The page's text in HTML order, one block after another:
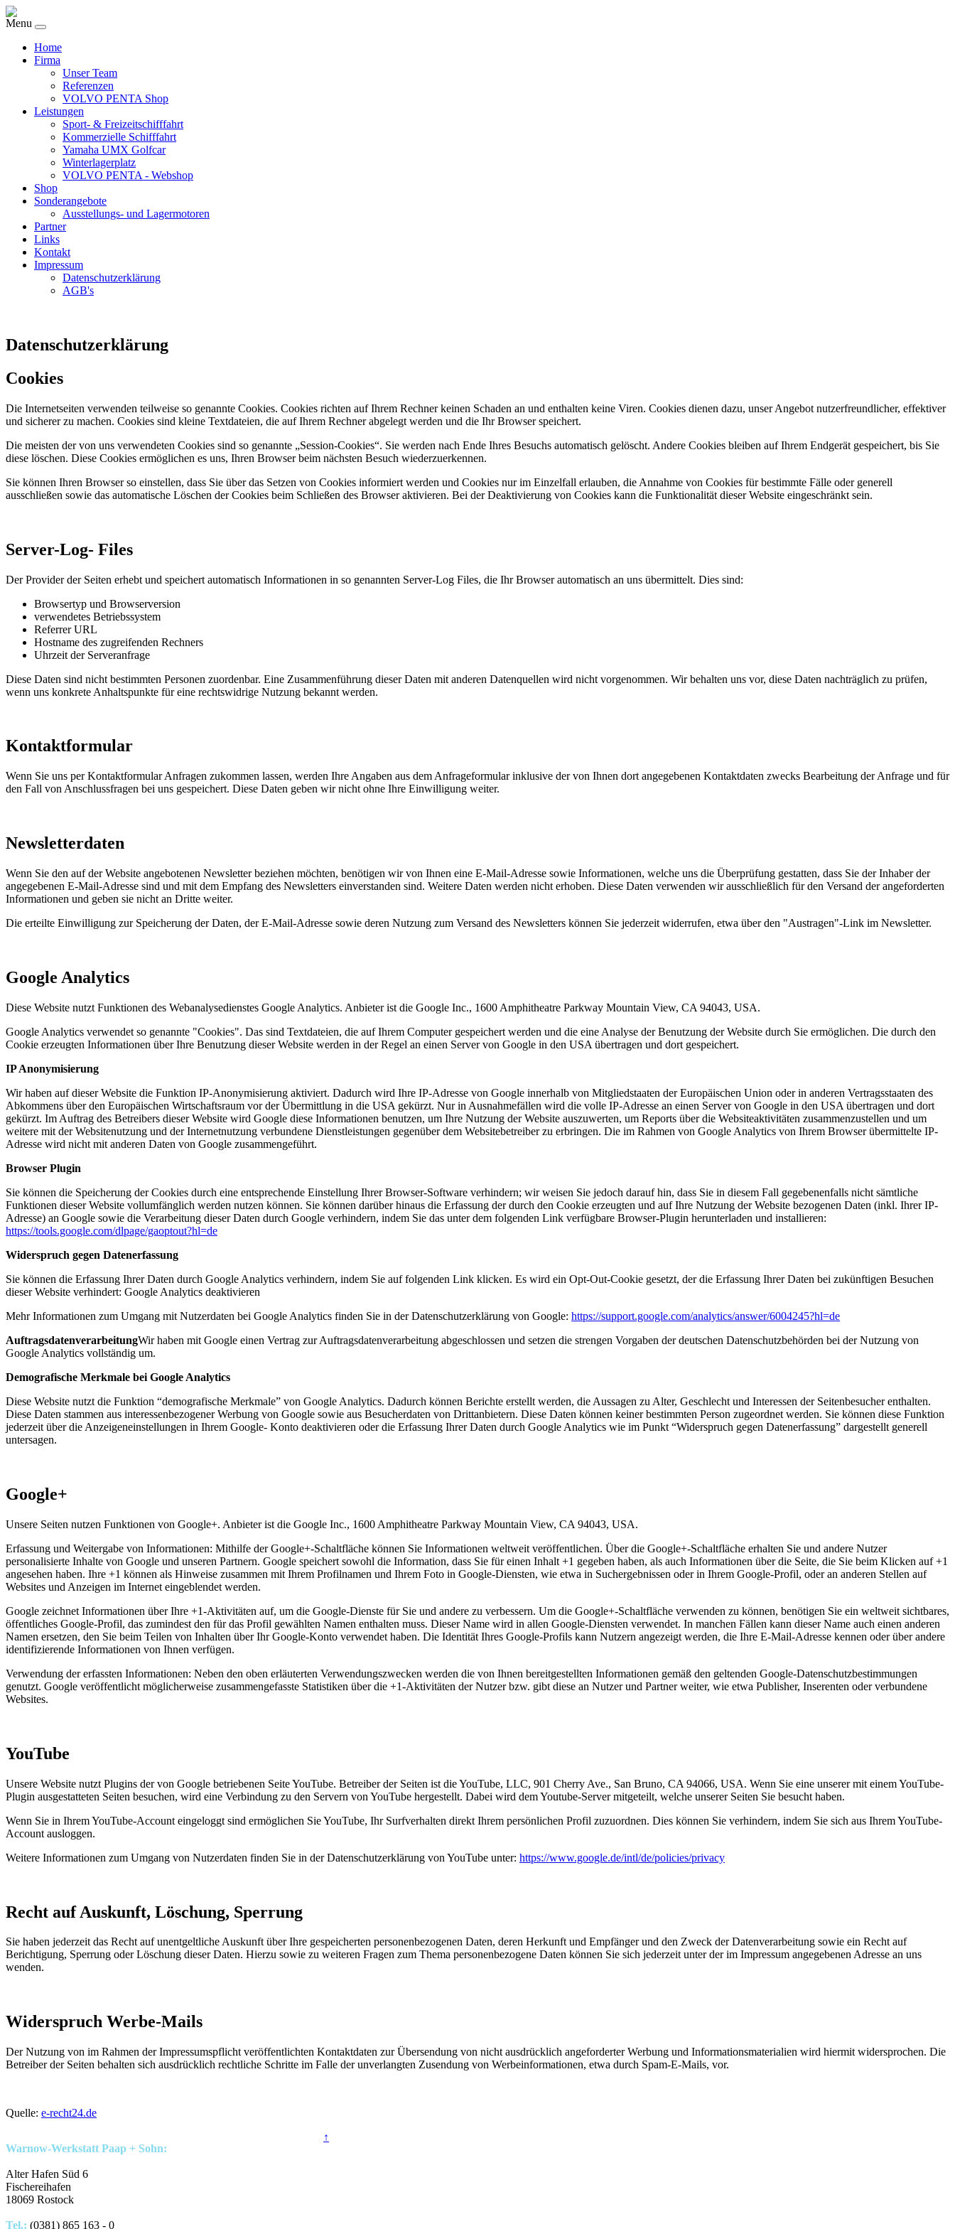
Menu
Home
Firma
Unser Team
Referenzen
VOLVO PENTA Shop
Leistungen
Sport- & Freizeitschifffahrt
Kommerzielle Schifffahrt
Yamaha UMX Golfcar
Winterlagerplatz
VOLVO PENTA - Webshop
Shop
Sonderangebote
Ausstellungs- und Lagermotoren
Partner
Links
Kontakt
Impressum
Datenschutzerklärung
AGB's
Datenschutzerklärung
Cookies
Die Internetseiten verwenden teilweise so genannte Cookies. Cookies richten auf Ihrem Rechner keinen Schaden an und enthalten keine Viren. Cookies dienen dazu, unser Angebot nutzerfreundlicher, effektiver
und sicherer zu machen. Cookies sind kleine Textdateien, die auf Ihrem Rechner abgelegt werden und die Ihr Browser speichert.
Die meisten der von uns verwendeten Cookies sind so genannte „Session-Cookies“. Sie werden nach Ende Ihres Besuchs automatisch gelöscht. Andere Cookies bleiben auf Ihrem Endgerät gespeichert, bis Sie
diese löschen. Diese Cookies ermöglichen es uns, Ihren Browser beim nächsten Besuch wiederzuerkennen.
Sie können Ihren Browser so einstellen, dass Sie über das Setzen von Cookies informiert werden und Cookies nur im Einzelfall erlauben, die Annahme von Cookies für bestimmte Fälle oder generell
ausschließen sowie das automatische Löschen der Cookies beim Schließen des Browser aktivieren. Bei der Deaktivierung von Cookies kann die Funktionalität dieser Website eingeschränkt sein.
Server-Log- Files
Der Provider der Seiten erhebt und speichert automatisch Informationen in so genannten Server-Log Files, die Ihr Browser automatisch an uns übermittelt. Dies sind:
Browsertyp und Browserversion
verwendetes Betriebssystem
Referrer URL
Hostname des zugreifenden Rechners
Uhrzeit der Serveranfrage
Diese Daten sind nicht bestimmten Personen zuordenbar. Eine Zusammenführung dieser Daten mit anderen Datenquellen wird nicht vorgenommen. Wir behalten uns vor, diese Daten nachträglich zu prüfen,
wenn uns konkrete Anhaltspunkte für eine rechtswidrige Nutzung bekannt werden.
Kontaktformular
Wenn Sie uns per Kontaktformular Anfragen zukommen lassen, werden Ihre Angaben aus dem Anfrageformular inklusive der von Ihnen dort angegebenen Kontaktdaten zwecks Bearbeitung der Anfrage und für
den Fall von Anschlussfragen bei uns gespeichert. Diese Daten geben wir nicht ohne Ihre Einwilligung weiter.
Newsletterdaten
Wenn Sie den auf der Website angebotenen Newsletter beziehen möchten, benötigen wir von Ihnen eine E-Mail-Adresse sowie Informationen, welche uns die Überprüfung gestatten, dass Sie der Inhaber der
angegebenen E-Mail-Adresse sind und mit dem Empfang des Newsletters einverstanden sind. Weitere Daten werden nicht erhoben. Diese Daten verwenden wir ausschließlich für den Versand der angeforderten
Informationen und geben sie nicht an Dritte weiter.
Die erteilte Einwilligung zur Speicherung der Daten, der E-Mail-Adresse sowie deren Nutzung zum Versand des Newsletters können Sie jederzeit widerrufen, etwa über den "Austragen"-Link im Newsletter.
Google Analytics
Diese Website nutzt Funktionen des Webanalysedienstes Google Analytics. Anbieter ist die Google Inc., 1600 Amphitheatre Parkway Mountain View, CA 94043, USA.
Google Analytics verwendet so genannte "Cookies". Das sind Textdateien, die auf Ihrem Computer gespeichert werden und die eine Analyse der Benutzung der Website durch Sie ermöglichen. Die durch den
Cookie erzeugten Informationen über Ihre Benutzung dieser Website werden in der Regel an einen Server von Google in den USA übertragen und dort gespeichert.
IP Anonymisierung
Wir haben auf dieser Website die Funktion IP-Anonymisierung aktiviert. Dadurch wird Ihre IP-Adresse von Google innerhalb von Mitgliedstaaten der Europäischen Union oder in anderen Vertragsstaaten des
Abkommens über den Europäischen Wirtschaftsraum vor der Übermittlung in die USA gekürzt. Nur in Ausnahmefällen wird die volle IP-Adresse an einen Server von Google in den USA übertragen und dort
gekürzt. Im Auftrag des Betreibers dieser Website wird Google diese Informationen benutzen, um Ihre Nutzung der Website auszuwerten, um Reports über die Websiteaktivitäten zusammenzustellen und um
weitere mit der Websitenutzung und der Internetnutzung verbundene Dienstleistungen gegenüber dem Websitebetreiber zu erbringen. Die im Rahmen von Google Analytics von Ihrem Browser übermittelte IP-
Adresse wird nicht mit anderen Daten von Google zusammengeführt.
Browser Plugin
Sie können die Speicherung der Cookies durch eine entsprechende Einstellung Ihrer Browser-Software verhindern; wir weisen Sie jedoch darauf hin, dass Sie in diesem Fall gegebenenfalls nicht sämtliche
Funktionen dieser Website vollumfänglich werden nutzen können. Sie können darüber hinaus die Erfassung der durch den Cookie erzeugten und auf Ihre Nutzung der Website bezogenen Daten (inkl. Ihrer IP-
Adresse) an Google sowie die Verarbeitung dieser Daten durch Google verhindern, indem Sie das unter dem folgenden Link verfügbare Browser-Plugin herunterladen und installieren:
https://tools.google.com/dlpage/gaoptout?hl=de
Widerspruch gegen Datenerfassung
Sie können die Erfassung Ihrer Daten durch Google Analytics verhindern, indem Sie auf folgenden Link klicken. Es wird ein Opt-Out-Cookie gesetzt, der die Erfassung Ihrer Daten bei zukünftigen Besuchen
dieser Website verhindert: Google Analytics deaktivieren
Mehr Informationen zum Umgang mit Nutzerdaten bei Google Analytics finden Sie in der Datenschutzerklärung von Google: https://support.google.com/analytics/answer/6004245?hl=de
AuftragsdatenverarbeitungWir haben mit Google einen Vertrag zur Auftragsdatenverarbeitung abgeschlossen und setzen die strengen Vorgaben der deutschen Datenschutzbehörden bei der Nutzung von
Google Analytics vollständig um.
Demografische Merkmale bei Google Analytics
Diese Website nutzt die Funktion “demografische Merkmale” von Google Analytics. Dadurch können Berichte erstellt werden, die Aussagen zu Alter, Geschlecht und Interessen der Seitenbesucher enthalten.
Diese Daten stammen aus interessenbezogener Werbung von Google sowie aus Besucherdaten von Drittanbietern. Diese Daten können keiner bestimmten Person zugeordnet werden. Sie können diese Funktion
jederzeit über die Anzeigeneinstellungen in Ihrem Google- Konto deaktivieren oder die Erfassung Ihrer Daten durch Google Analytics wie im Punkt “Widerspruch gegen Datenerfassung” dargestellt generell
untersagen.
Google+
Unsere Seiten nutzen Funktionen von Google+. Anbieter ist die Google Inc., 1600 Amphitheatre Parkway Mountain View, CA 94043, USA.
Erfassung und Weitergabe von Informationen: Mithilfe der Google+-Schaltfläche können Sie Informationen weltweit veröffentlichen. Über die Google+-Schaltfläche erhalten Sie und andere Nutzer
personalisierte Inhalte von Google und unseren Partnern. Google speichert sowohl die Information, dass Sie für einen Inhalt +1 gegeben haben, als auch Informationen über die Seite, die Sie beim Klicken auf +1
angesehen haben. Ihre +1 können als Hinweise zusammen mit Ihrem Profilnamen und Ihrem Foto in Google-Diensten, wie etwa in Suchergebnissen oder in Ihrem Google-Profil, oder an anderen Stellen auf
Websites und Anzeigen im Internet eingeblendet werden.
Google zeichnet Informationen über Ihre +1-Aktivitäten auf, um die Google-Dienste für Sie und andere zu verbessern. Um die Google+-Schaltfläche verwenden zu können, benötigen Sie ein weltweit sichtbares,
öffentliches Google-Profil, das zumindest den für das Profil gewählten Namen enthalten muss. Dieser Name wird in allen Google-Diensten verwendet. In manchen Fällen kann dieser Name auch einen anderen
Namen ersetzen, den Sie beim Teilen von Inhalten über Ihr Google-Konto verwendet haben. Die Identität Ihres Google-Profils kann Nutzern angezeigt werden, die Ihre E-Mail-Adresse kennen oder über andere
identifizierende Informationen von Ihnen verfügen.
Verwendung der erfassten Informationen: Neben den oben erläuterten Verwendungszwecken werden die von Ihnen bereitgestellten Informationen gemäß den geltenden Google-Datenschutzbestimmungen
genutzt. Google veröffentlicht möglicherweise zusammengefasste Statistiken über die +1-Aktivitäten der Nutzer bzw. gibt diese an Nutzer und Partner weiter, wie etwa Publisher, Inserenten oder verbundene
Websites.
YouTube
Unsere Website nutzt Plugins der von Google betriebenen Seite YouTube. Betreiber der Seiten ist die YouTube, LLC, 901 Cherry Ave., San Bruno, CA 94066, USA. Wenn Sie eine unserer mit einem YouTube-
Plugin ausgestatteten Seiten besuchen, wird eine Verbindung zu den Servern von YouTube hergestellt. Dabei wird dem Youtube-Server mitgeteilt, welche unserer Seiten Sie besucht haben.
Wenn Sie in Ihrem YouTube-Account eingeloggt sind ermöglichen Sie YouTube, Ihr Surfverhalten direkt Ihrem persönlichen Profil zuzuordnen. Dies können Sie verhindern, indem Sie sich aus Ihrem YouTube-
Account ausloggen.
Weitere Informationen zum Umgang von Nutzerdaten finden Sie in der Datenschutzerklärung von YouTube unter: https://www.google.de/intl/de/policies/privacy
Recht auf Auskunft, Löschung, Sperrung
Sie haben jederzeit das Recht auf unentgeltliche Auskunft über Ihre gespeicherten personenbezogenen Daten, deren Herkunft und Empfänger und den Zweck der Datenverarbeitung sowie ein Recht auf
Berichtigung, Sperrung oder Löschung dieser Daten. Hierzu sowie zu weiteren Fragen zum Thema personenbezogene Daten können Sie sich jederzeit unter der im Impressum angegebenen Adresse an uns
wenden.
Widerspruch Werbe-Mails
Der Nutzung von im Rahmen der Impressumspflicht veröffentlichten Kontaktdaten zur Übersendung von nicht ausdrücklich angeforderter Werbung und Informationsmaterialien wird hiermit widersprochen. Die
Betreiber der Seiten behalten sich ausdrücklich rechtliche Schritte im Falle der unverlangten Zusendung von Werbeinformationen, etwa durch Spam-E-Mails, vor.
Quelle: e-recht24.de
Warnow-Werkstatt Paap + Sohn:
Alter Hafen Süd 6
Fischereihafen
18069 Rostock
Tel.: (0381) 865 163 - 0
↑